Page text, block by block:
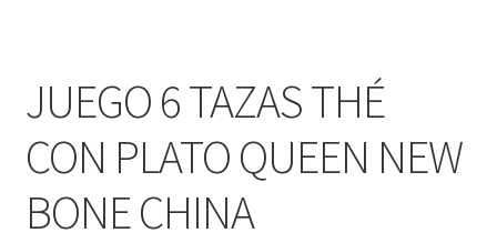
Porcelana blanca Profesional y Hostelería
Pigmentos Porcelana y Vidrio, Mediums, material pintura
porcelana
Menaje y servicio de mesa
JUEGO 6 TAZAS THÉ
CON PLATO QUEEN NEW
BONE CHINA